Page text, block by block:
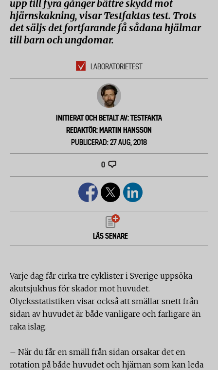
upp till fyra gånger bättre skydd mot
hjärnskakning, visar Testfaktas test. Trots
det säljs det fortfarande få sådana hjälmar
till barn och ungdomar.
LABORATORIETEST
INITIERAT OCH BETALT AV: TESTFAKTA
REDAKTÖR: MARTIN HANSSON
PUBLICERAD: 27 AUG, 2018
0
LÄS SENARE
Varje dag får cirka tre cyklister i Sverige uppsöka
akutsjukhus för skador mot huvudet.
Olycksstatistiken visar också att smällar snett från
sidan av huvudet är både vanligare och farligare än
raka islag.
– När du får en smäll från sidan orsakar det en
rotation på både huvudet och hjärnan som kan leda